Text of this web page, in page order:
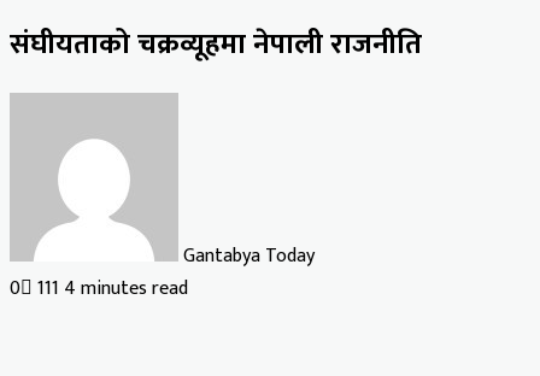
संघीयताको चक्रव्यूहमा नेपाली राजनीति
Gantabya Today
0 111 4 minutes read